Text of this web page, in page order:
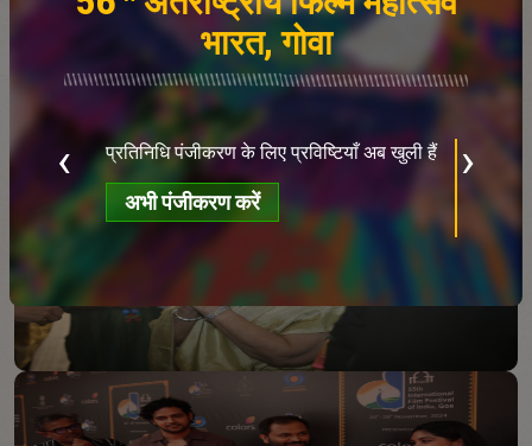
भारत, गोवा
प्रतिनिधि पंजीकरण के लिए प्रविष्टियाँ अब खुली हैं
अभी पंजीकरण करें
‹ ›